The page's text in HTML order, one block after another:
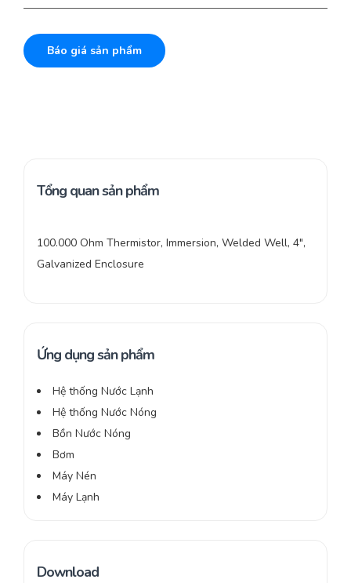
Báo giá sản phẩm
Tổng quan sản phẩm
100.000 Ohm Thermistor, Immersion, Welded Well, 4″,
Galvanized Enclosure
Ứng dụng sản phẩm
Hệ thống Nước Lạnh
Hệ thống Nước Nóng
Bồn Nước Nóng
Bơm
Máy Nén
Máy Lạnh
Download